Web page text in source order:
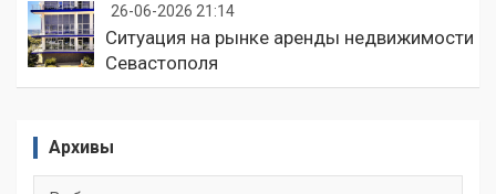
26-06-2026 21:14
Ситуация на рынке аренды недвижимости
Севастополя
Архивы